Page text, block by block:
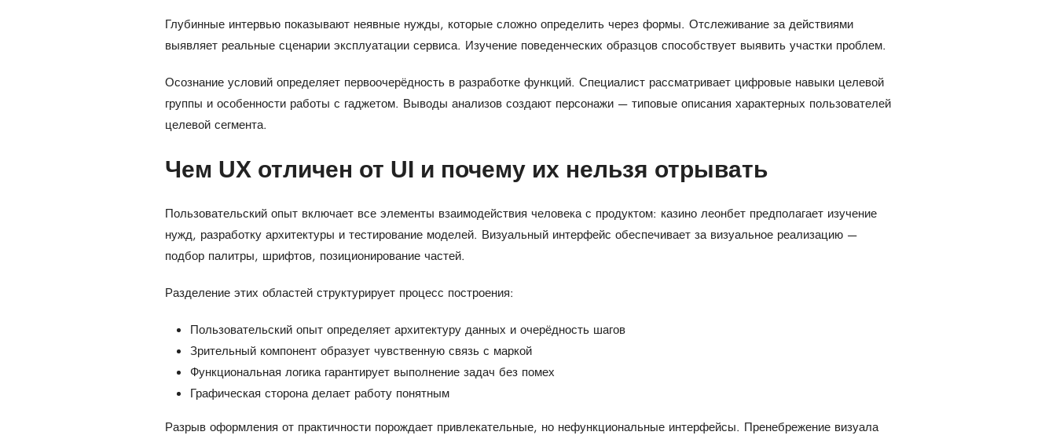
Глубинные интервью показывают неявные нужды, которые сложно определить через формы. Отслеживание за действиями
выявляет реальные сценарии эксплуатации сервиса. Изучение поведенческих образцов способствует выявить участки проблем.
Осознание условий определяет первоочерёдность в разработке функций. Специалист рассматривает цифровые навыки целевой
группы и особенности работы с гаджетом. Выводы анализов создают персонажи — типовые описания характерных пользователей
целевой сегмента.
Чем UX отличен от UI и почему их нельзя отрывать
Пользовательский опыт включает все элементы взаимодействия человека с продуктом: казино леонбет предполагает изучение
нужд, разработку архитектуры и тестирование моделей. Визуальный интерфейс обеспечивает за визуальное реализацию —
подбор палитры, шрифтов, позиционирование частей.
Разделение этих областей структурирует процесс построения:
Пользовательский опыт определяет архитектуру данных и очерёдность шагов
Зрительный компонент образует чувственную связь с маркой
Функциональная логика гарантирует выполнение задач без помех
Графическая сторона делает работу понятным
Разрыв оформления от практичности порождает привлекательные, но нефункциональные интерфейсы. Пренебрежение визуала